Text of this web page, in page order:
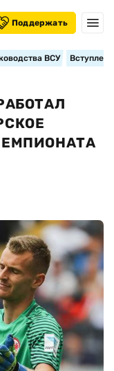
Поддержать
ВСУ